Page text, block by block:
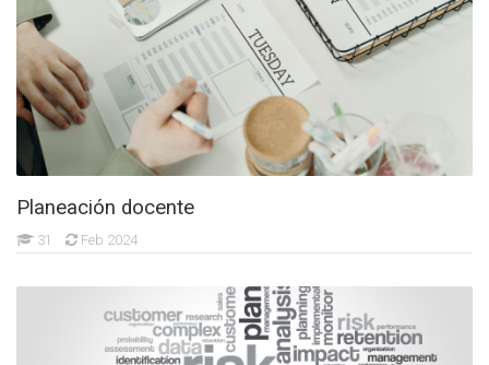
Planeación docente
31 Feb 2024